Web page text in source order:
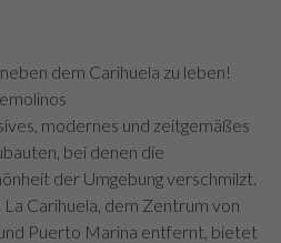
dem Carihuela zu leben!
modernes und zeitgemäßes
bei denen die
der Umgebung verschmilzt.
Carihuela, dem Zentrum von
Puerto Marina entfernt, bietet